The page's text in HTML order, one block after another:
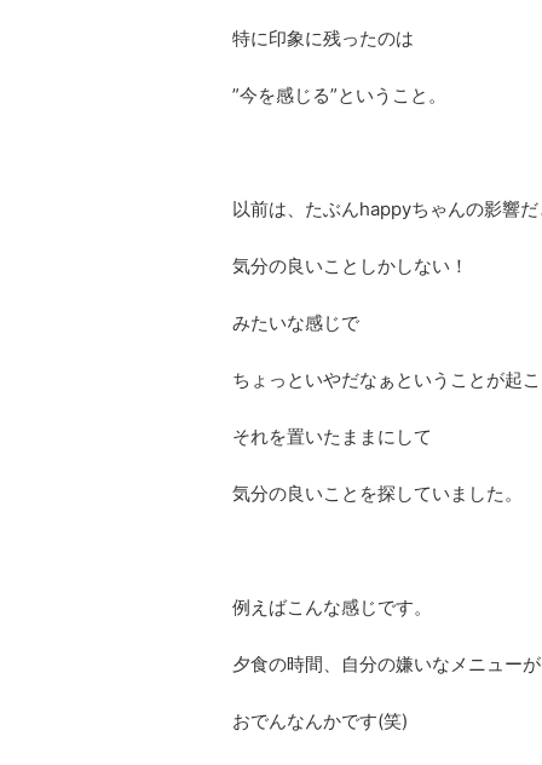
特に印象に残ったのは
”今を感じる”ということ。
以前は、たぶんhappyちゃんの影響
気分の良いことしかしない！
みたいな感じで
ちょっといやだなぁということが起
それを置いたままにして
気分の良いことを探していました。
例えばこんな感じです。
夕食の時間、自分の嫌いなメニュー
おでんなんかです(笑)